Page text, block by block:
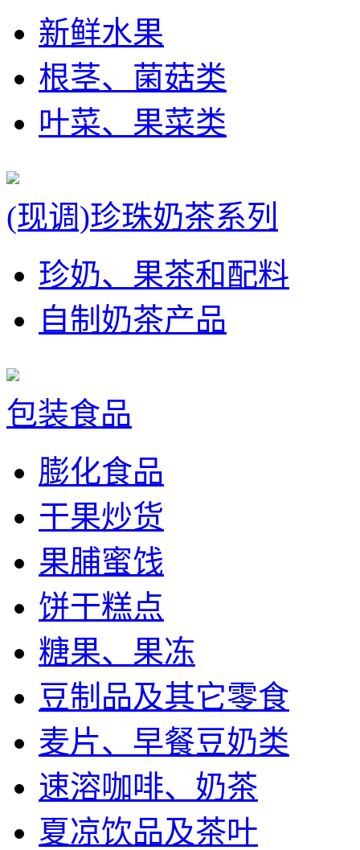
新鲜水果
根茎、菌菇类
叶菜、果菜类
(现调)珍珠奶茶系列
珍奶、果茶和配料
自制奶茶产品
包装食品
膨化食品
干果炒货
果脯蜜饯
饼干糕点
糖果、果冻
豆制品及其它零食
麦片、早餐豆奶类
速溶咖啡、奶茶
夏凉饮品及茶叶